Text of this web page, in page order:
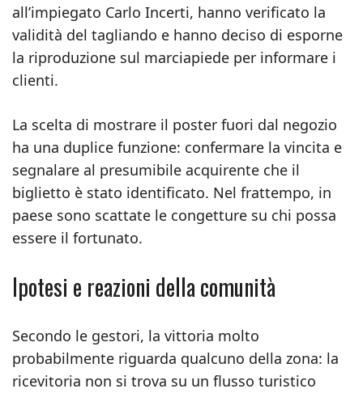
all’impiegato Carlo Incerti, hanno verificato la
validità del tagliando e hanno deciso di esporne
la riproduzione sul marciapiede per informare i
clienti.
La scelta di mostrare il poster fuori dal negozio
ha una duplice funzione: confermare la vincita e
segnalare al presumibile acquirente che il
biglietto è stato identificato. Nel frattempo, in
paese sono scattate le congetture su chi possa
essere il fortunato.
Ipotesi e reazioni della comunità
Secondo le gestori, la vittoria molto
probabilmente riguarda qualcuno della zona: la
ricevitoria non si trova su un flusso turistico